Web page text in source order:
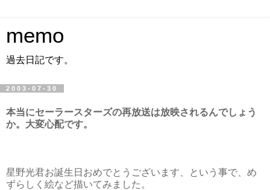
memo
過去日記です。
2003-07-30
本当にセーラースターズの再放送は放映されるんでしょう
か。大変心配です。
星野光君お誕生日おめでとうございます、という事で、め
ずらしく絵など描いてみました。